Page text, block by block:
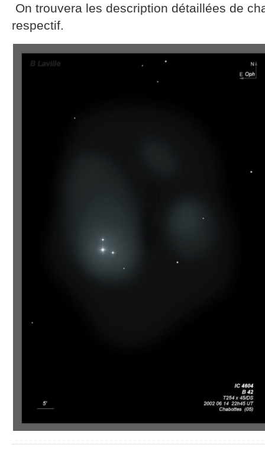
On trouvera les description détaillées de
respectif.